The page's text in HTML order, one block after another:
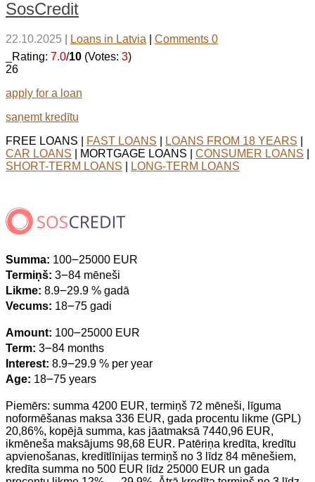
SosCredit
22.10.2025 Loans in Latvia
Comments 0
_Rating: 7.0/10 (Votes: 3)
26
apply for a loan
saņemt kredītu
FREE LOANS |
FAST LOANS LOANS FROM 18 YEARS
CAR LOANS | MORTGAGE LOANS | CONSUMER LOANS
SHORT-TERM LOANS
LONG-TERM LOANS
Summa: 100౼25000 EUR
Termiņš: 3౼84 mēneši
Likme: 8.9౼29.9 % gadā
Vecums: 18౼75 gadi
Amount: 100౼25000 EUR
Term: 3౼84 months
Interest: 8.9౼29.9 % per year
Age: 18౼75 years
Piemērs: summa 4200 EUR, termiņš 72 mēneši, līguma
noformēšanas maksa 336 EUR, gada procentu likme (GPL)
20,86%, kopējā summa, kas jāatmaksā 7440,96 EUR,
ikmēneša maksājums 98,68 EUR. Patēriņa kredīta, kredītu
apvienošanas, kredītlīnijas termiņš no 3 līdz 84 mēnešiem,
kredīta summa no 500 EUR līdz 25000 EUR un gada